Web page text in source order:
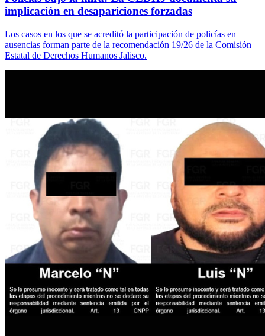
implicación en desapariciones forzadas
Los casos en los que se acreditó la participación de policías en
ausencias forman parte de la recomendación 19/26 de la Comisión
Estatal de Derechos Humanos Jalisco.